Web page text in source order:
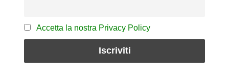
Accetta la nostra Privacy Policy